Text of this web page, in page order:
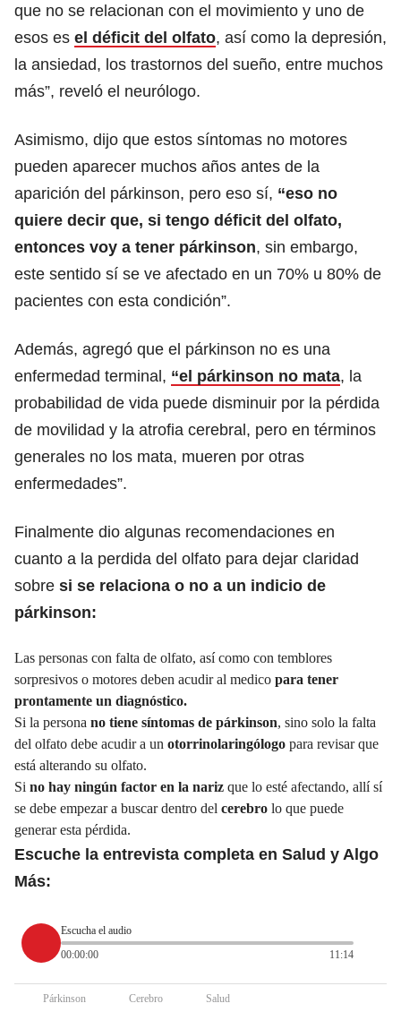
que no se relacionan con el movimiento y uno de
esos es el déficit del olfato, así como la depresión,
la ansiedad, los trastornos del sueño, entre muchos
más”, reveló el neurólogo.
Asimismo, dijo que estos síntomas no motores
pueden aparecer muchos años antes de la
aparición del párkinson, pero eso sí, “eso no
quiere decir que, si tengo déficit del olfato,
entonces voy a tener párkinson, sin embargo,
este sentido sí se ve afectado en un 70% u 80% de
pacientes con esta condición”.
Además, agregó que el párkinson no es una
enfermedad terminal, “el párkinson no mata, la
probabilidad de vida puede disminuir por la pérdida
de movilidad y la atrofia cerebral, pero en términos
generales no los mata, mueren por otras
enfermedades”.
Finalmente dio algunas recomendaciones en
cuanto a la perdida del olfato para dejar claridad
sobre si se relaciona o no a un indicio de
párkinson:
Las personas con falta de olfato, así como con temblores
sorpresivos o motores deben acudir al medico para tener
prontamente un diagnóstico.
Si la persona no tiene síntomas de párkinson, sino solo la falta
del olfato debe acudir a un otorrinolaringólogo para revisar que
está alterando su olfato.
Si no hay ningún factor en la nariz que lo esté afectando, allí sí
se debe empezar a buscar dentro del cerebro lo que puede
generar esta pérdida.
Escuche la entrevista completa en Salud y Algo
Más:
Escucha el audio
00:00:00
11:14
Párkinson Cerebro Salud